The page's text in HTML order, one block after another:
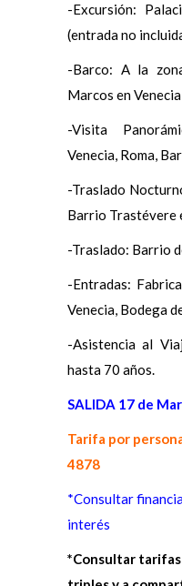
-Excursión:
(entrada no
-Barco: A la
Marcos en Venecia
-Visita
Venecia, Roma,
-Traslado
Barrio Trastévere
-Traslado: Barrio
-Entradas:
Venecia, Bodega
-Asistencia al
hasta 70 años.
SALIDA 17 de
Tarifa por
4878
*Consultar
interés
*Consultar